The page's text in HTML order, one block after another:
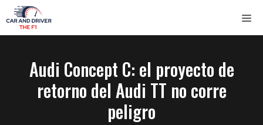
Saltar
al
contenido
Audi Concept C: el proyecto de
retorno del Audi TT no corre
peligro